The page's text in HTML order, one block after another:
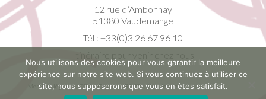
12 rue d’Ambonnay
51380 Vaudemange
Tél : +33(0)3 26 67 96 10
Mentions légales CGV Contact RGPD Plan de site
Nous utilisons des cookies pour vous garantir la meilleure
expérience sur notre site web. Si vous continuez à utiliser ce
site, nous supposerons que vous en êtes satisfait.